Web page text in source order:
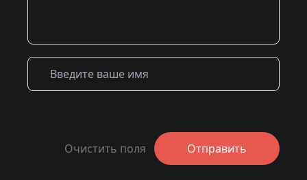
Очистить поля Отправить